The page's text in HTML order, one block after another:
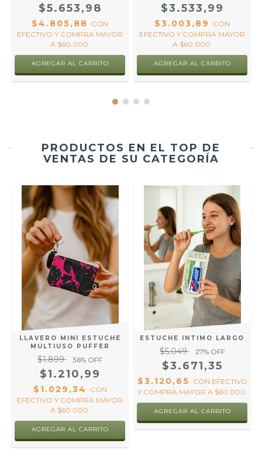
$5.653,98
$4.805,88 CON
EFECTIVO Y COMPRA MAYOR
A $60.000.
AGREGAR AL CARRITO
$3.533,99
$3.003,89
CON
EFECTIVO Y COMPRA MAYOR
A $60.000.
AGREGAR AL CARRITO
PRODUCTOS EN EL TOP DE
VENTAS DE SU CATEGORÍA
LLAVERO MINI ESTUCHE
MULTIUSO PUFFER
$1.899 36% OFF
$1.210,99
$1.029,34
CON
EFECTIVO Y COMPRA MAYOR
A $60.000.
AGREGAR AL CARRITO
ESTUCHE INTIMO LARGO
$5.049 27% OFF
$3.671,35
$3.120,65 CON EFECTIVO
Y COMPRA MAYOR A $60.000.
AGREGAR AL CARRITO